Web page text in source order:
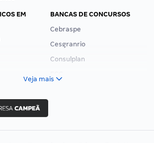
EM
BANCAS DE CONCURSOS
Cebraspe
Cesgranrio
Consulplan
Veja mais